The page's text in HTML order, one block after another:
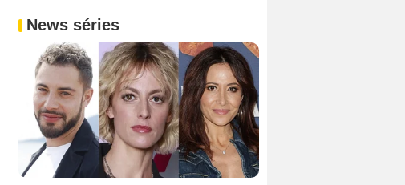
News séries